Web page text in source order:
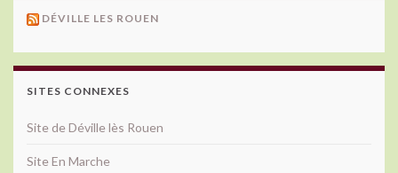
DÉVILLE LES ROUEN
SITES CONNEXES
Site de Déville lès Rouen
Site En Marche